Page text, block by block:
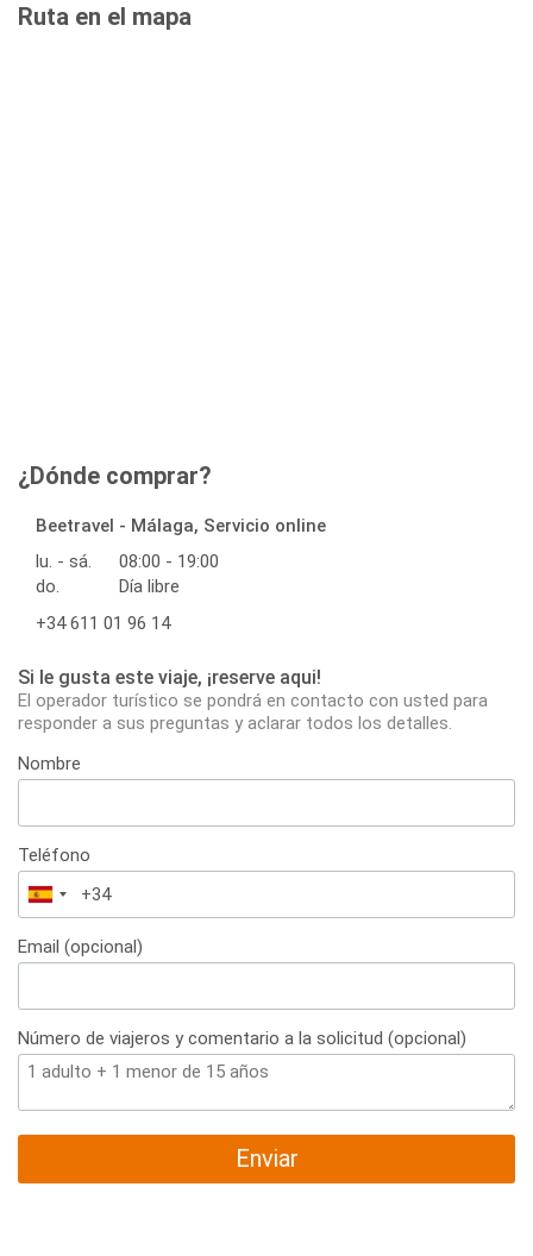
Ruta en el mapa
¿Dónde comprar?
Beetravel - Málaga, Servicio online
lu. - sá.
08:00 - 19:00
do.
Día libre
+34 611 01 96 14
Si le gusta este viaje, ¡reserve aqui!
El operador turístico se pondrá en contacto con usted para
responder a sus preguntas y aclarar todos los detalles.
Nombre
Teléfono
España
+34
Email (opcional)
Número de viajeros y comentario a la solicitud (opcional)
Enviar